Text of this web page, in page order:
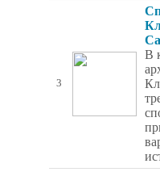
3
В